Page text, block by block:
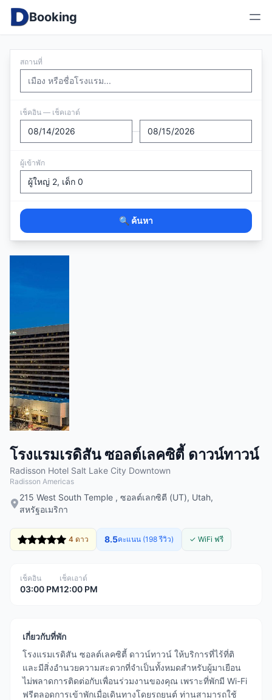
Booking
สถานที่
เช็คอิน — เช็คเอาต์
—
ผู้เข้าพัก
🔍 ค้นหา
โรงแรมเรดิสัน ซอลต์เลคซิตี้ ดาวน์ทาวน์
Radisson Hotel Salt Lake City Downtown
Radisson Americas
215 West South Temple , ซอลต์เลกซิตี (UT), Utah,
สหรัฐอเมริกา
4 ดาว 8.5คะแนน (198 รีวิว) ✓ WiFi ฟรี
เช็คอิน
03:00 PM
เช็คเอาต์
12:00 PM
เกี่ยวกับที่พัก
โรงแรมเรดิสัน ซอลต์เลคซิตี้ ดาวน์ทาวน์ ให้บริการที่ไร้ที่ติ
และมีสิ่งอำนวยความสะดวกที่จำเป็นทั้งหมดสำหรับผู้มาเยือน
ไม่พลาดการติดต่อกับเพื่อนร่วมงานของคุณ เพราะที่พักมี Wi-Fi
ฟรีตลอดการเข้าพักเมื่อเดินทางโดยรถยนต์ ท่านสามารถใช้